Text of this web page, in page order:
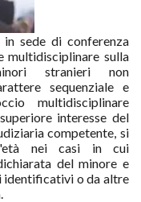
sede di conferenza
multidisciplinare sulla
stranieri non
sequenziale e
multidisciplinare
interesse del
competente, si
nei casi in cui
del minore e
identificativi o da altre